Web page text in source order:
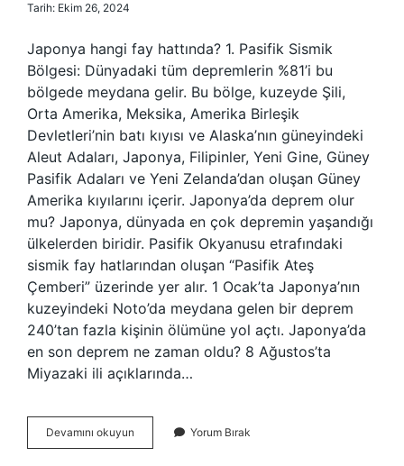
Tarih: Ekim 26, 2024
Japonya hangi fay hattında? 1. Pasifik Sismik
Bölgesi: Dünyadaki tüm depremlerin %81’i bu
bölgede meydana gelir. Bu bölge, kuzeyde Şili,
Orta Amerika, Meksika, Amerika Birleşik
Devletleri’nin batı kıyısı ve Alaska’nın güneyindeki
Aleut Adaları, Japonya, Filipinler, Yeni Gine, Güney
Pasifik Adaları ve Yeni Zelanda’dan oluşan Güney
Amerika kıyılarını içerir. Japonya’da deprem olur
mu? Japonya, dünyada en çok depremin yaşandığı
ülkelerden biridir. Pasifik Okyanusu etrafındaki
sismik fay hatlarından oluşan “Pasifik Ateş
Çemberi” üzerinde yer alır. 1 Ocak’ta Japonya’nın
kuzeyindeki Noto’da meydana gelen bir deprem
240’tan fazla kişinin ölümüne yol açtı. Japonya’da
en son deprem ne zaman oldu? 8 Ağustos’ta
Miyazaki ili açıklarında…
Devamını okuyun Japonya
Fay
Yorum Bırak